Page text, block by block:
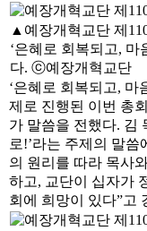
▲예장개혁교단 제
‘은혜로 회복되고, 마
다. ⓒ예장개혁교단
‘은혜로 회복되고, 마
제로 진행된 이번 총
가 말씀을 전했다. 김
로!’라는 주제의 말씀
의 원리를 따라 목사
하고, 교단이 십자가
회에 희망이 있다”고